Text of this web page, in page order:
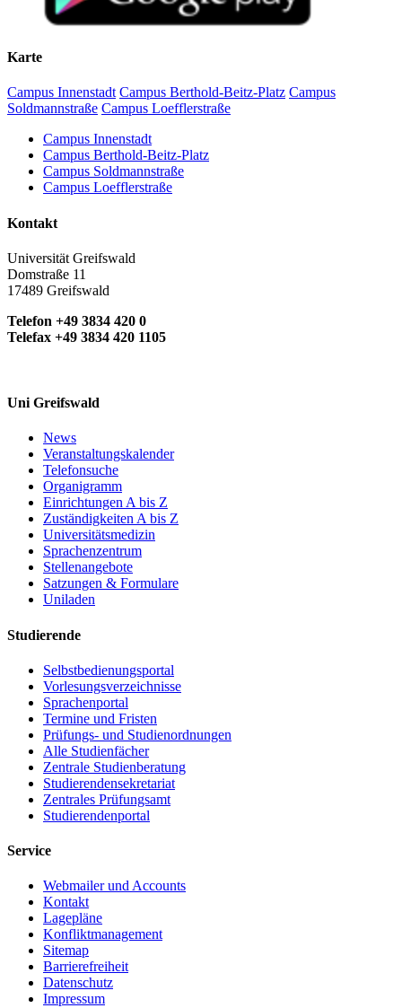
Karte
Campus Innenstadt Campus Berthold-Beitz-Platz Campus
Soldmannstraße Campus Loefflerstraße
Campus Innenstadt
Campus Berthold-Beitz-Platz
Campus Soldmannstraße
Campus Loefflerstraße
Kontakt
Universität Greifswald
Domstraße 11
17489 Greifswald
Telefon +49 3834 420 0
Telefax +49 3834 420 1105
Uni Greifswald
News
Veranstaltungskalender
Telefonsuche
Organigramm
Einrichtungen A bis Z
Zuständigkeiten A bis Z
Universitätsmedizin
Sprachenzentrum
Stellenangebote
Satzungen & Formulare
Uniladen
Studierende
Selbstbedienungsportal
Vorlesungsverzeichnisse
Sprachenportal
Termine und Fristen
Prüfungs- und Studienordnungen
Alle Studienfächer
Zentrale Studienberatung
Studierendensekretariat
Zentrales Prüfungsamt
Studierendenportal
Service
Webmailer und Accounts
Kontakt
Lagepläne
Konfliktmanagement
Sitemap
Barrierefreiheit
Datenschutz
Impressum